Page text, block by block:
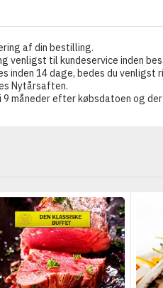
af din bestilling.
venligst til kundeservice inden
inden 14 dage, bedes du venligst
Nytårsaften.
efter købsdatoen og